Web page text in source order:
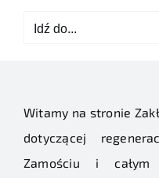
Idź do...
Witamy na stronie
dotyczącej
Zamościu i całym